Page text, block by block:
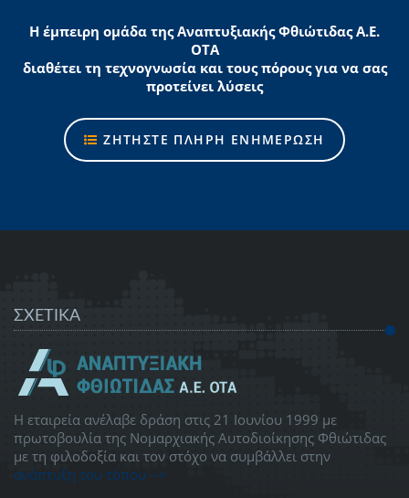
Η έμπειρη ομάδα της Αναπτυξιακής Φθιώτιδας Α.Ε.
ΟΤΑ
διαθέτει τη τεχνογνωσία και τους πόρους για να σας
προτείνει λύσεις
ΖΗΤΗΣΤΕ ΠΛΗΡΗ ΕΝΗΜΕΡΩΣΗ
ΣΧΕΤΙΚΑ
Η εταιρεία ανέλαβε δράση στις 21 Ιουνίου 1999 με
πρωτοβουλία της Νομαρχιακής Αυτοδιοίκησης Φθιώτιδας
με τη φιλοδοξία και τον στόχο να συμβάλλει στην
ανάπτυξη του τόπου -->